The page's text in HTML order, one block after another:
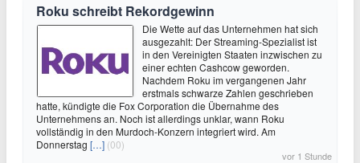
Roku schreibt Rekordgewinn
Die Wette auf das Unternehmen hat sich
ausgezahlt: Der Streaming-Spezialist ist
in den Vereinigten Staaten inzwischen zu
einer echten Cashcow geworden.
Nachdem Roku im vergangenen Jahr
erstmals schwarze Zahlen geschrieben
hatte, kündigte die Fox Corporation die Übernahme des
Unternehmens an. Noch ist allerdings unklar, wann Roku
vollständig in den Murdoch-Konzern integriert wird. Am
Donnerstag […] (00)
vor 1 Stunde